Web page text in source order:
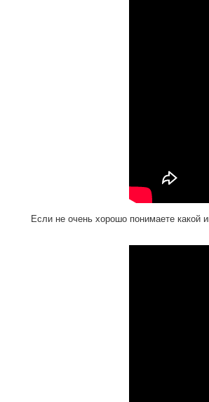
Если не очень хорошо понимаете какой